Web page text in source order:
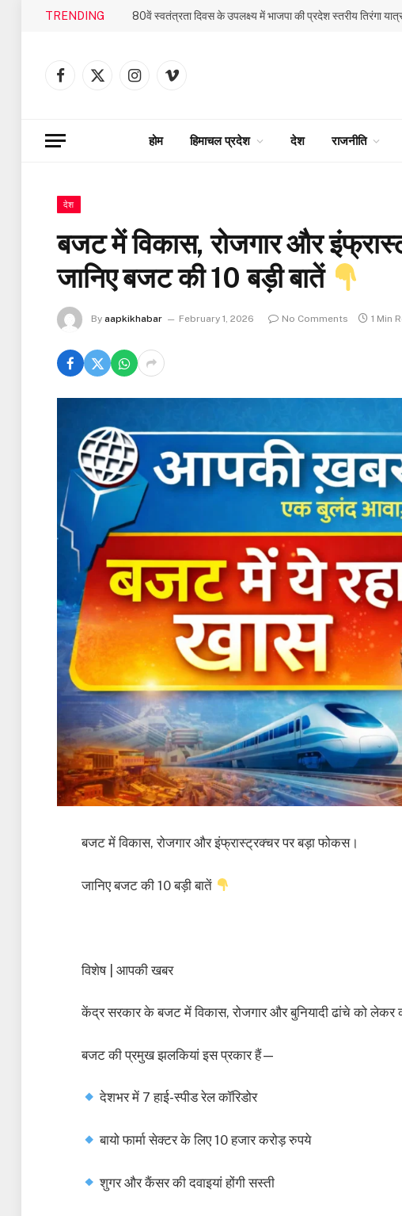
TRENDING
Facebook
X
InstagramVimeo
होम हिमाचल प्रदेश देश राजनीति
देश
बजट में विकास, रोजगार और
जानिए बजट की 10 बड़ी बातें
By aapkikhabar February 1, 2026 No Comments 1 Min
बजट में विकास, रोजगार और इंफ्रास्ट्रक्चर पर बड़ा फोकस।
जानिए बजट की 10 बड़ी बातें
विशेष | आपकी खबर
केंद्र सरकार के बजट में विकास, रोजगार और बुनियादी ढांचे को लेकर
बजट की प्रमुख झलकियां इस प्रकार हैं—
देशभर में 7 हाई-स्पीड रेल कॉरिडोर
बायो फार्मा सेक्टर के लिए 10 हजार करोड़ रुपये
शुगर और कैंसर की दवाइयां होंगी सस्ती